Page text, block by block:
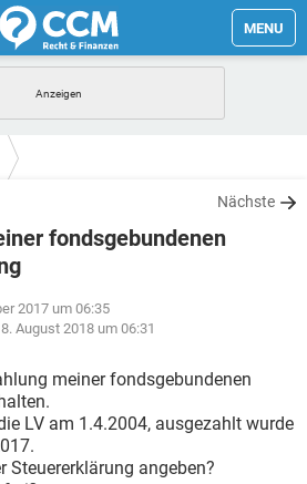
MENU
Nächste
fondsgebundenen
2017 um 06:35
8. August 2018 um 06:31
meiner fondsgebundenen
LV am 1.4.2004, ausgezahlt wurde
Steuererklärung angeben?